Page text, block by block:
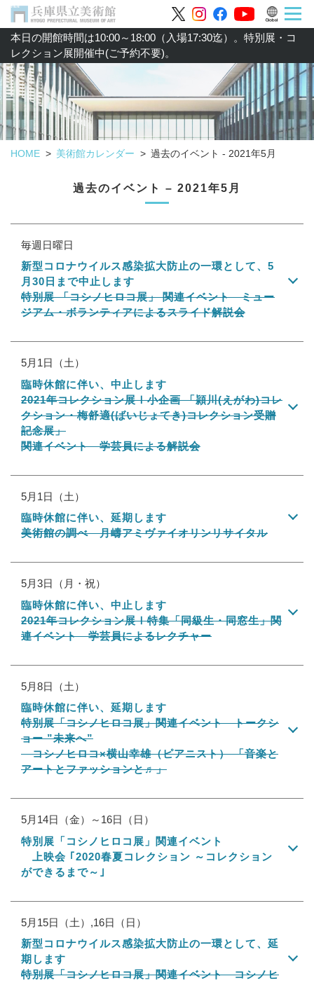
本日の開館時間は10:00～18:00（入場17:30迄）。特別展・コ
レクション展開催中(ご予約不要)。
HOME 美術館カレンダー 過去のイベント - 2021年5月
過去のイベント – 2021年5月
毎週日曜日
新型コロナウイルス感染拡大防止の一環として、5
月30日まで中止します
特別展 「コシノヒロコ展」 関連イベント ミュー
ジアム・ボランティアによるスライド解説会
5月1日（土）
臨時休館に伴い、中止します
2021年コレクション展Ⅰ小企画 「頴川(えがわ)コレ
クション・梅舒適(ばいじょてき)コレクション受贈
記念展」
関連イベント 学芸員による解説会
5月1日（土）
臨時休館に伴い、延期します
美術館の調べ 月嶹アミヴァイオリンリサイタル
5月3日（月・祝）
臨時休館に伴い、中止します
2021年コレクション展Ⅰ特集「同級生・同窓生」関
連イベント 学芸員によるレクチャー
5月8日（土）
臨時休館に伴い、延期します
特別展「コシノヒロコ展」関連イベント トークシ
ョー ”未来へ”
コシノヒロコ×横山幸雄（ピアニスト） 「音楽と
アートとファッションと♬」
5月14日（金）～16日（日）
特別展「コシノヒロコ展」関連イベント
上映会 ｢2020春夏コレクション ～コレクション
ができるまで～｣
5月15日（土）,16日（日）
新型コロナウイルス感染拡大防止の一環として、延
期します
特別展「コシノヒロコ展」関連イベント コシノヒ